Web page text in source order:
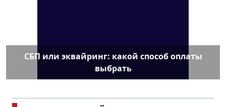
СБП или эквайринг: какой способ оплаты
выбрать